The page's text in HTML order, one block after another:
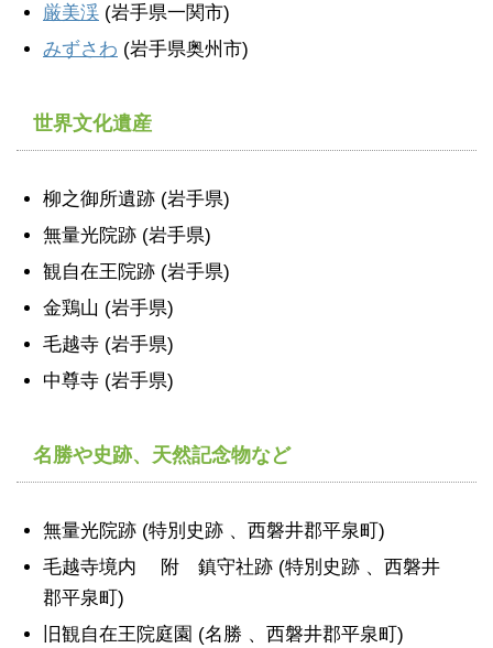
厳美渓 (岩手県一関市)
みずさわ (岩手県奥州市)
世界文化遺産
柳之御所遺跡 (岩手県)
無量光院跡 (岩手県)
観自在王院跡 (岩手県)
金鶏山 (岩手県)
毛越寺 (岩手県)
中尊寺 (岩手県)
名勝や史跡、天然記念物など
無量光院跡 (特別史跡 、西磐井郡平泉町)
毛越寺境内 附 鎮守社跡 (特別史跡 、西磐井
郡平泉町)
旧観自在王院庭園 (名勝 、西磐井郡平泉町)